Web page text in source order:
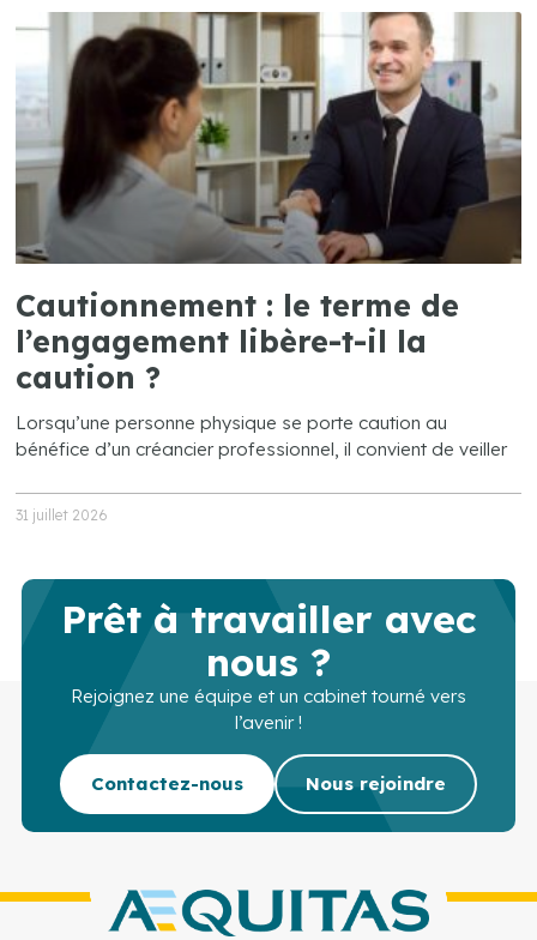
Cautionnement : le terme de
l’engagement libère-t-il la
caution ?
Lorsqu’une personne physique se porte caution au
bénéfice d’un créancier professionnel, il convient de veiller
31 juillet 2026
Prêt à travailler avec
nous ?
Rejoignez une équipe et un cabinet tourné vers
l’avenir !
Contactez-nous Nous rejoindre